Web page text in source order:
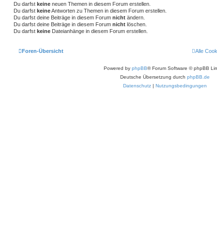
Du darfst keine neuen Themen in diesem Forum erstellen.
Du darfst keineAntworten zu Themen in diesem Forum erstellen.
Du darfst deine Beiträge in diesem Forum nicht ändern.
Du darfst deine Beiträge in diesem Forum nicht löschen.
Du darfst keine Dateianhänge in diesem Forum erstellen.
Foren-Übersicht Alle
Powered by phpBB® Forum Software © phpBB
Deutsche Übersetzung durch phpBB.de
Datenschutz | Nutzungsbedingungen